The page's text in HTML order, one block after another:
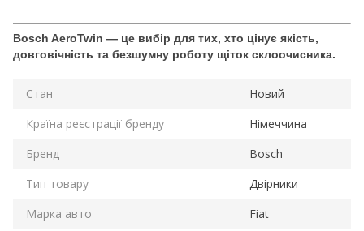
Bosch AeroTwin — це вибір для тих, хто цінує якість,
довговічність та безшумну роботу щіток склоочисника.
Стан
Новий
Країна реєстрації бренду
Німеччина
Бренд
Bosch
Тип товару
Двірники
Марка авто
Fiat